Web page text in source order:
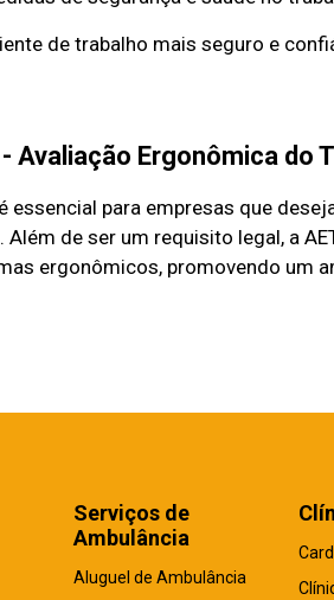
de trabalho mais seguro e
Avaliação Ergonômica do
essencial para empresas que
de ser um requisito legal, a
ergonômicos, promovendo um
Serviços de
Ambulância
Aluguel de Ambulância